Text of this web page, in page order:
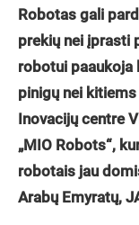
Robotas gali
prekių nei įprasti
robotui paaukoja
pinigų nei
Inovacijų centre
„MIO Robots“,
robotais jau
Arabų Emyratų,